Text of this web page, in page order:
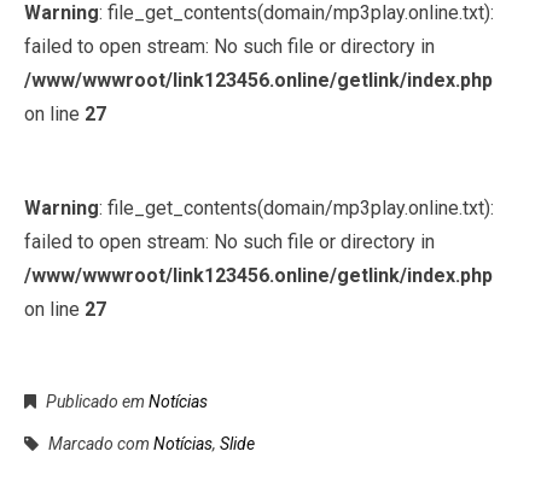
Warning: file_get_contents(domain/mp3play.online.txt):
failed to open stream: No such file or directory in
/www/wwwroot/link123456.online/getlink/index.php
on line 27
Warning: file_get_contents(domain/mp3play.online.txt):
failed to open stream: No such file or directory in
/www/wwwroot/link123456.online/getlink/index.php
on line 27
Publicado em Notícias
Marcado com Notícias, Slide